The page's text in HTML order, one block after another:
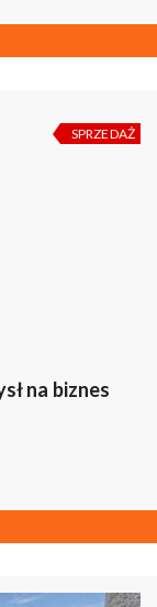
SPRZEDAŻ
na biznes